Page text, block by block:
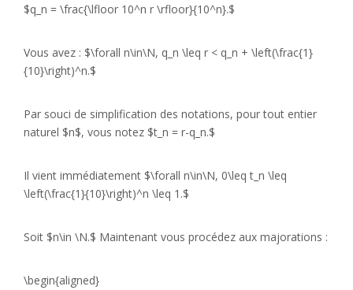
$q_n = \frac{\lfloor 10^n r \rfloor}{10^n}.$
Vous avez : $\forall n\in\N, q_n \leq r < q_n + \left(\frac{1}
{10}\right)^n.$
Par souci de simplification des notations, pour tout entier
naturel $n$, vous notez $t_n = r-q_n.$
Il vient immédiatement $\forall n\in\N, 0\leq t_n \leq
\left(\frac{1}{10}\right)^n \leq 1.$
Soit $n\in \N.$ Maintenant vous procédez aux majorations :
\begin{aligned}